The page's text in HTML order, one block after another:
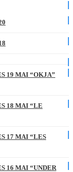
19 MAI “OKJA”
18 MAI “LE
17 MAI “LES
16 MAI “UNDER